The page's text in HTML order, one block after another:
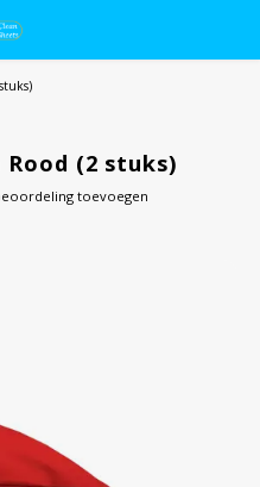
Rood (2 stuks)
toevoegen